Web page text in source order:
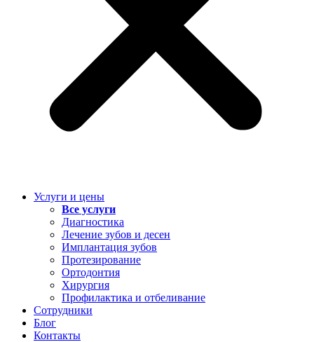
Услуги и цены
Все услуги
Диагностика
Лечение зубов и десен
Имплантация зубов
Протезирование
Ортодонтия
Хирургия
Профилактика и отбеливание
Сотрудники
Блог
Контакты